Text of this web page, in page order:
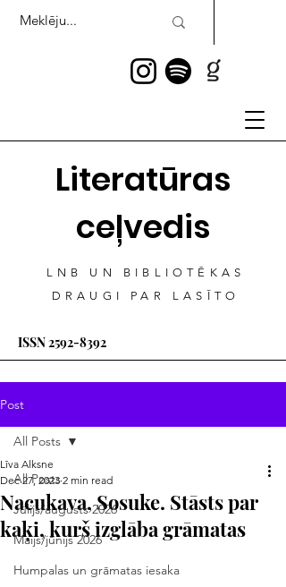
Literatūras
ceļvedis
LNB UN BIBLIOTĒKAS
DRAUGI PAR LASĪTO
ISSN2592-8392
Post
All Posts
Jūlijs/augusts 2026
Maijs/jūnijs 2026
Humpalas un grāmatas iesaka
All Posts
Nacukava, Sosuke. Stāsts par
kaķi, kurš izglāba grāmatas
Līva Alksne
Dec 27, 2023 2 min read